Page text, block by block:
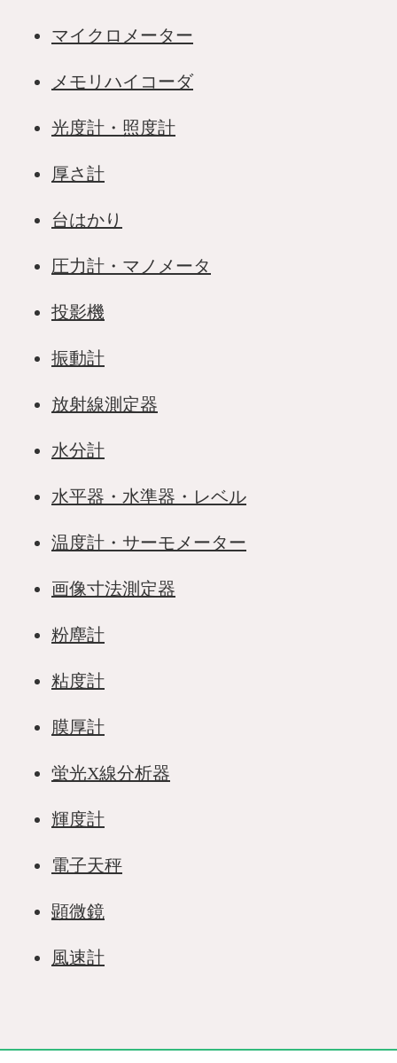
マイクロメーター
メモリハイコーダ
光度計・照度計
厚さ計
台はかり
圧力計・マノメータ
投影機
振動計
放射線測定器
水分計
水平器・水準器・レベル
温度計・サーモメーター
画像寸法測定器
粉塵計
粘度計
膜厚計
蛍光X線分析器
輝度計
電子天秤
顕微鏡
風速計